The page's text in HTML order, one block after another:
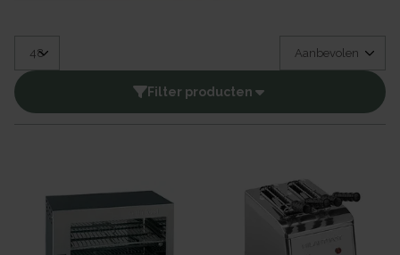
Filter producten